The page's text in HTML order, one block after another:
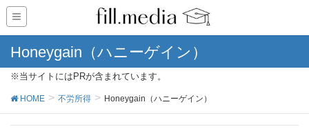
Honeygain（ハニーゲイン）
※当サイトにはPRが含まれています。
HOME 不労所得 Honeygain（ハニーゲイン）